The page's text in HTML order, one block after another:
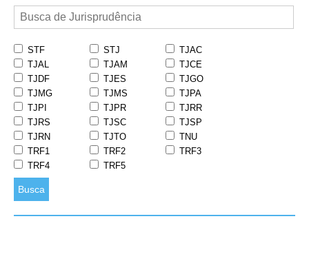
STF STJ
TJAC
TJAL
TJAM
TJCE
TJDF
TJES
TJGO
TJMG
TJMS
TJPA
TJPI
TJPR
TJRR
TJRS
TJSC
TJSP
TJRN
TJTO
TNU
TRF1
TRF2
TRF3
TRF4
TRF5
Busca